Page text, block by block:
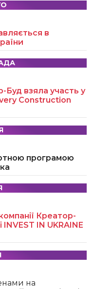
в
Буд взяла участь у
Construction
програмою
Креатор-
IN UKRAINE
на